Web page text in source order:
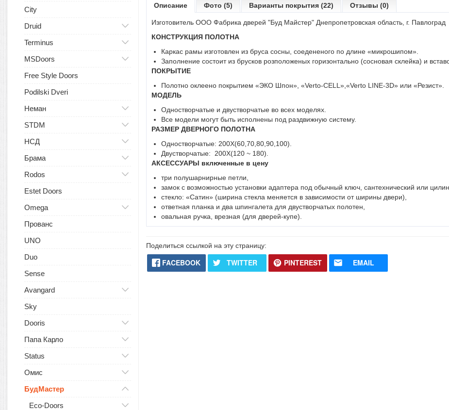
City
Druid
Terminus
MSDoors
Free Style Doors
Podilski Dveri
Неман
STDM
НСД
Брама
Rodos
Estet Doors
Omega
Прованс
UNO
Duo
Sense
Avangard
Sky
Dooris
Папа Карло
Status
Омис
БудМастер
Eco-Doors
Описание Фото (5) Варианты покрытия (22) Отзывы (0)
Изготовитель ООО Фабрика дверей "Буд Майстер" Днепропетровская область, г. Павлоград
КОНСТРУКЦИЯ ПОЛОТНА
Каркас рамы изготовлен из бруса сосны, соедененого по длине «микрошипом».
Заполнение состоит из брусков розположеных горизонтально (сосновая склейка) и
ПОКРЫТИЕ
Полотно оклеено покрытием «ЭКО Шпон», «Verto-CELL»,«Verto LINE-3D» или «Резист».
МОДЕЛЬ
Одностворчатые и двустворчатые во всех моделях.
Все модели могут быть исполнены под раздвижную систему.
РАЗМЕР ДВЕРНОГО ПОЛОТНА
Одностворчатые: 200Х(60,70,80,90,100).
Двустворчатые: 200Х(120 ~ 180).
АКСЕССУАРЫ включенные в цену
три полушарнирные петли,
замок с возможностью установки адаптера под обычный ключ, сантехнический или
стекло: «Сатин» (ширина стекла меняется в зависимости от ширины двери),
ответная планка и два шпингалета для двустворчатых полотен,
овальная ручка, врезная (для дверей-купе).
Поделиться ссылкой на эту страницу:
FACEBOOK TWITTER PINTEREST EMAIL